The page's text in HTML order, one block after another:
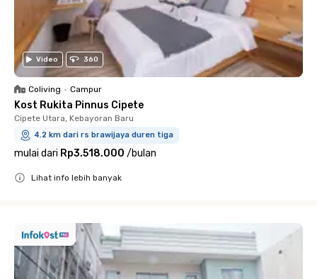
Video 360
Coliving • Campur
Kost Rukita Pinnus Cipete
Cipete Utara, Kebayoran Baru
4.2 km dari rs brawijaya duren tiga
mulai dari Rp3.518.000 /bulan
Lihat info lebih banyak